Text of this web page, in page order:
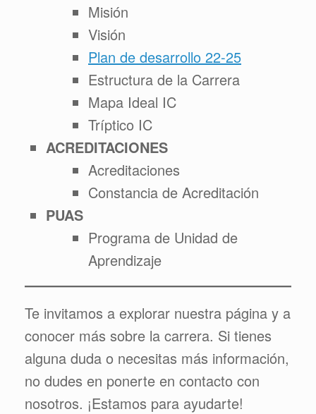
Misión
Visión
Plan de desarrollo 22-25
Estructura de la Carrera
Mapa Ideal IC
Tríptico IC
ACREDITACIONES
Acreditaciones
Constancia de Acreditación
PUAS
Programa de Unidad de
Aprendizaje
Te invitamos a explorar nuestra página y a
conocer más sobre la carrera. Si tienes
alguna duda o necesitas más información,
no dudes en ponerte en contacto con
nosotros. ¡Estamos para ayudarte!